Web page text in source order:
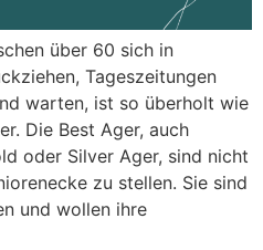
über 60 sich in
Tageszeitungen
warten, ist so überholt wie
Die Best Ager, auch
oder Silver Ager, sind nicht
zu stellen. Sie sind
und wollen ihre